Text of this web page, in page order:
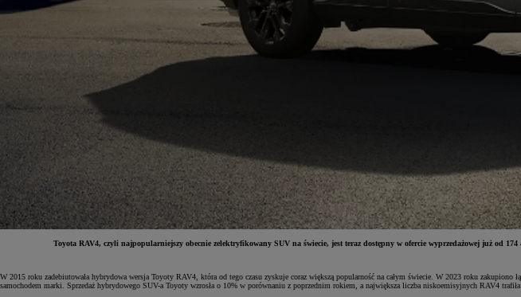
Od81 900 zł
Toyota RAV4, czyli najpopularniejszy obecnie zelektryfikowany SUV na świecie, jest teraz dostępny w ofercie wyprzedażowej już od
W 2015 roku zadebiutowała hybrydowa wersja Toyoty RAV4, która od tego czasu zyskuje coraz większą popularność na całym świecie. W 2023 roku
samochodem marki. Sprzedaż hybrydowego SUV-a Toyoty wzrosła o 10% w porównaniu z poprzednim rokiem, a największa liczba niskoemisyjnych RAV4